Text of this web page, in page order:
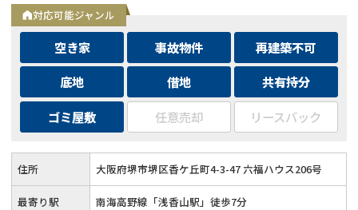
対応可能ジャンル
空き家 事故物件
再建築不可
底地
借地
共有持分
ゴミ屋敷
任意売却 リースバック
住所 大阪府堺市堺区香ケ丘町4-3-47 六福ハウス206号
最寄り駅 南海高野線「浅香山駅」徒歩7分